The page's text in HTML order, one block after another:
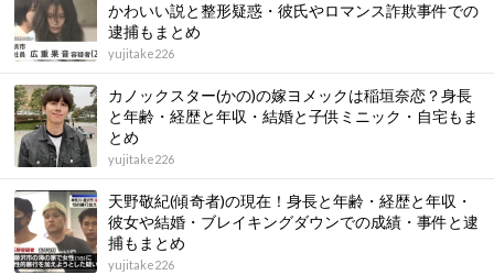
かわいい説と整形疑惑・彼氏やロマンス詐欺事件での
逮捕もまとめ
yujitake226
カノックスター(かの)の嫁ヨメックは稲垣奈恋？身長
と年齢・経歴と年収・結婚と子供ミニック・自宅もま
とめ
yujitake226
天野敬紀(傾奇者)の現在！身長と年齢・経歴と年収・
彼女や結婚・ブレイキングダウンでの成績・事件と逮
捕もまとめ
yujitake226